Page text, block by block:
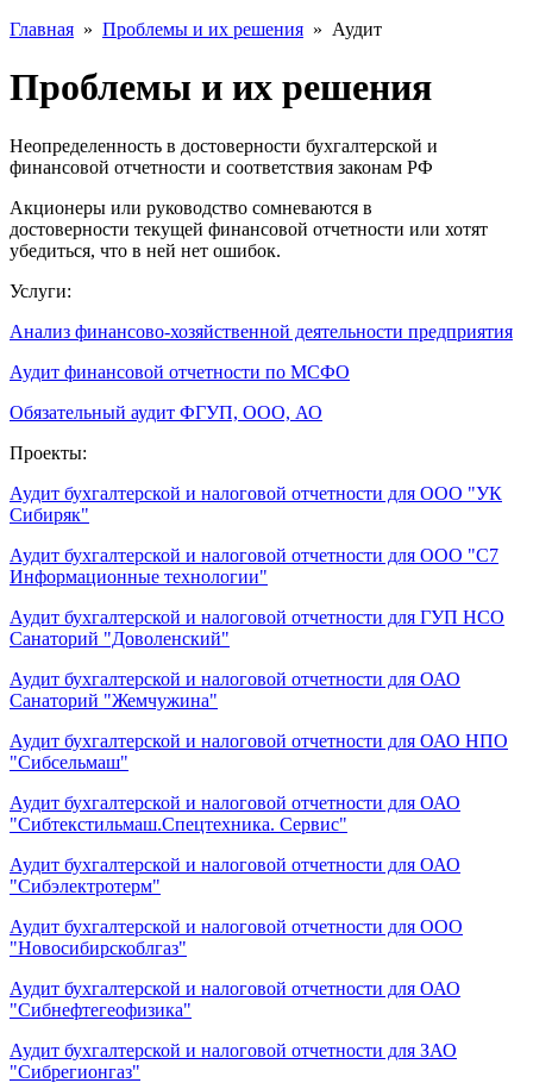
Главная » Проблемы и их решения » Аудит
Проблемы и их решения
Неопределенность в достоверности бухгалтерской и
финансовой отчетности и соответствия законам РФ
Акционеры или руководство сомневаются в
достоверности текущей финансовой отчетности или хотят
убедиться, что в ней нет ошибок.
Услуги:
Анализ финансово-хозяйственной деятельности предприятия
Аудит финансовой отчетности по МСФО
Обязательный аудит ФГУП, ООО, АО
Проекты:
Аудит бухгалтерской и налоговой отчетности для ООО "УК
Сибиряк"
Аудит бухгалтерской и налоговой отчетности для ООО "С7
Информационные технологии"
Аудит бухгалтерской и налоговой отчетности для ГУП НСО
Санаторий "Доволенский"
Аудит бухгалтерской и налоговой отчетности для ОАО
Санаторий "Жемчужина"
Аудит бухгалтерской и налоговой отчетности для ОАО НПО
"Сибсельмаш"
Аудит бухгалтерской и налоговой отчетности для ОАО
"Сибтекстильмаш.Спецтехника. Сервис"
Аудит бухгалтерской и налоговой отчетности для ОАО
"Сибэлектротерм"
Аудит бухгалтерской и налоговой отчетности для ООО
"Новосибирскоблгаз"
Аудит бухгалтерской и налоговой отчетности для ОАО
"Сибнефтегеофизика"
Аудит бухгалтерской и налоговой отчетности для ЗАО
"Сибрегионгаз"